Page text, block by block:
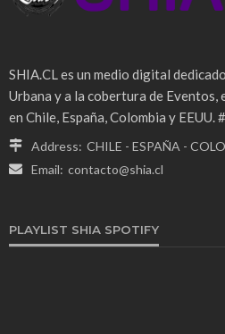
SHIA.CL es un medio digital
Urbana y a la cobertura de Eventos,
en Chile, España, Colombia y
Address: CHILE - ESPAÑA -
Email: contacto@shia.cl
PLAYLIST SHIA SPOTIFY